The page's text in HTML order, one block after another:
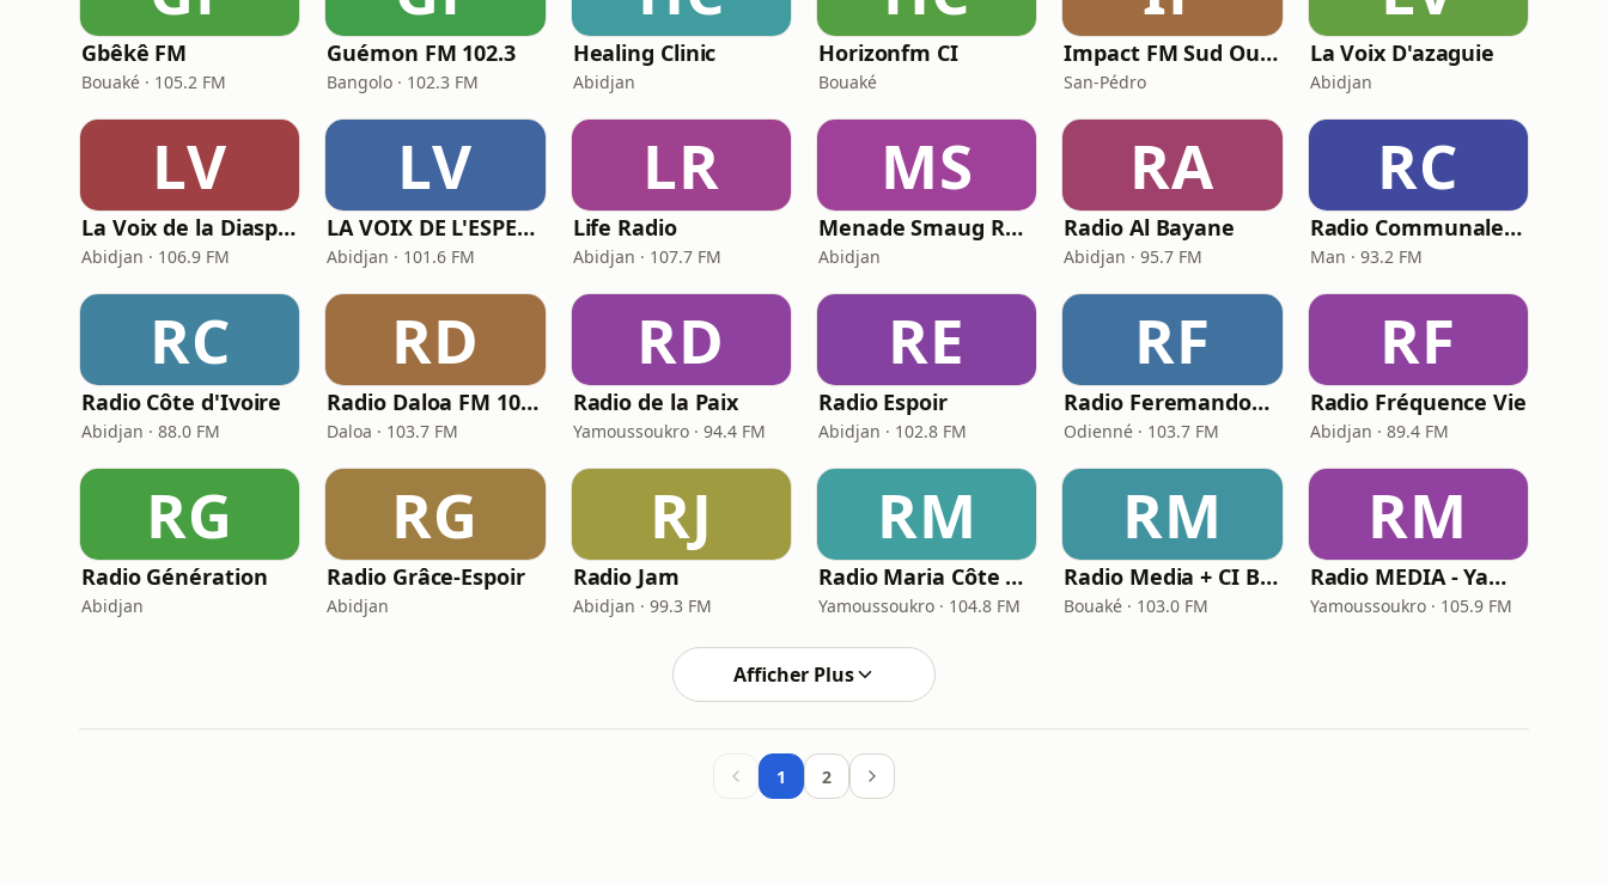
Gbêkê FM
Bouaké · 105.2 FM
Guémon FM 102.3
Bangolo · 102.3 FM
Healing Clinic
Abidjan
Horizonfm CI
Bouaké
Impact FM Sud Ouest
San-Pédro
La Voix D'azaguie
Abidjan
LV
La Voix de la Diaspora
Abidjan · 106.9 FM
LV
LA VOIX DE L'ESPERANCE
Abidjan · 101.6 FM
LR
Life Radio
Abidjan · 107.7 FM
MS
Menade Smaug Radio
Abidjan
RA
Radio Al Bayane
Abidjan · 95.7 FM
RC
Radio Communale de Man
Man · 93.2 FM
RC
Radio Côte d'Ivoire
Abidjan · 88.0 FM
RD
Radio Daloa FM 103.7 - La Radio Régionale
Daloa · 103.7 FM
RD
Radio de la Paix
Yamoussoukro · 94.4 FM
RE
Radio Espoir
Abidjan · 102.8 FM
RF
Radio Feremandougou Fm
Odienné · 103.7 FM
RF
Radio Fréquence Vie
Abidjan · 89.4 FM
RG
Radio Génération
Abidjan
RG
Radio Grâce-Espoir
Abidjan
RJ
Radio Jam
Abidjan · 99.3 FM
RM
Radio Maria Côte d'Ivoire
Yamoussoukro · 104.8 FM
RM
Radio Media + CI Bouaké
Bouaké · 103.0 FM
RM
Radio MEDIA - Yamoussoukro
Yamoussoukro · 105.9 FM
Afficher Plus
1 2